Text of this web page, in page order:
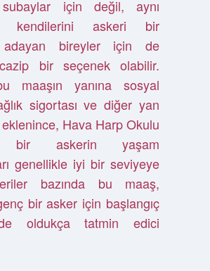
için değil, aynı
kendilerini askeri bir
adayan bireyler için de
bir seçenek olabilir.
maaşın yanına sosyal
sigortası ve diğer yan
Hava Harp Okulu
bir askerin yaşam
genellikle iyi bir seviyeye
bazında bu maaş,
bir asker için başlangıç
oldukça tatmin edici